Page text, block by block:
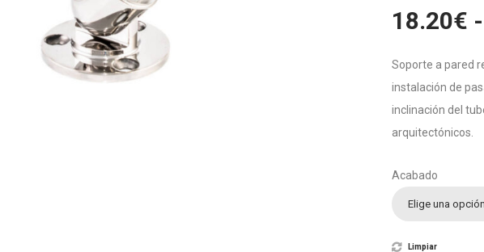
18.20€ -
Soporte a pared
instalación de
inclinación del
arquitectónicos.
Acabado
Elige una
Limpiar